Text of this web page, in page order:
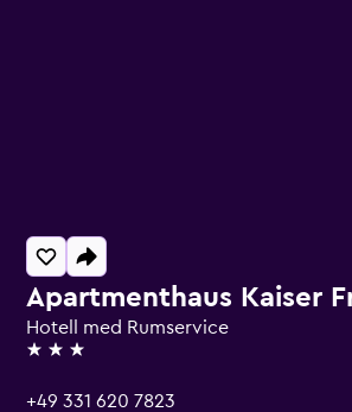
Apartmenthaus Kaiser
Hotell med Rumservice
3 stjärnor
+49 331 620 7823